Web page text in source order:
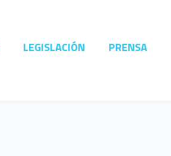
LEGISLACIÓN PRENSA